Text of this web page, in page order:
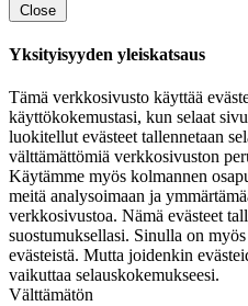
Close
Yksityisyyden yleiskatsaus
Tämä verkkosivusto käyttää
käyttökokemustasi, kun selaat
luokitellut evästeet tallennetaan
välttämättömiä verkkosivuston
Käytämme myös kolmannen
meitä analysoimaan ja
verkkosivustoa. Nämä evästeet
suostumuksellasi. Sinulla on
evästeistä. Mutta joidenkin
vaikuttaa selauskokemukseesi.
Välttämätön